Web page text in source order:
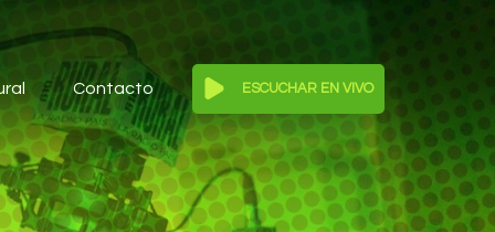
Contacto ESCUCHAR EN VIVO
Reproductor
de
audio